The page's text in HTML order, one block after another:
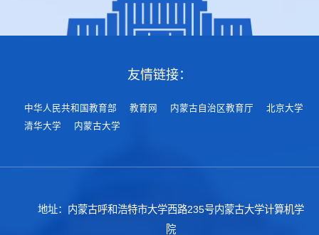
友情链接：
中华人民共和国教育部 教育网 内蒙古自治区教育厅
北京大学
清华大学
内蒙古大学
地址：内蒙古呼和浩特市大学西路235号内蒙古大学计算机学
院